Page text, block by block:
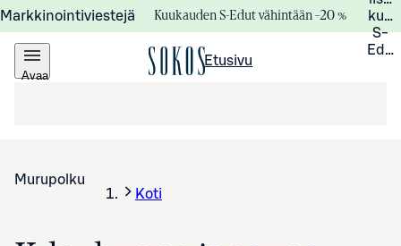
Markkinointiviestejä Kuukauden S-Edut vähintään –20 %
S-
Avaa
Etusivu
Murupolku
Koti